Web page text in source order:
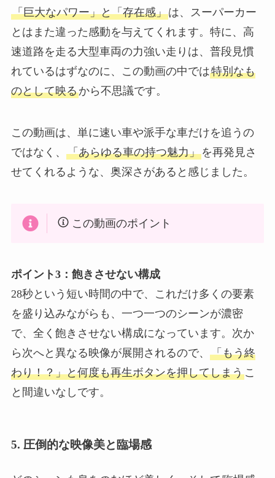
「巨大なパワー」と「存在感」は、スーパーカー
とはまた違った感動を与えてくれます。特に、高
速道路を走る大型車両の力強い走りは、普段見慣
れているはずなのに、この動画の中では特別なも
のとして映るから不思議です。
この動画は、単に速い車や派手な車だけを追うの
ではなく、 「あらゆる車の持つ魅力」を再発見さ
せてくれるような、奥深さがあると感じました。
この動画のポイント
ポイント3：飽きさせない構成
28秒という短い時間の中で、これだけ多くの要素
を盛り込みながらも、一つ一つのシーンが濃密
で、全く飽きさせない構成になっています。次か
ら次へと異なる映像が展開されるので、 「もう終
わり！？」と何度も再生ボタンを押してしまうこ
と間違いなしです。
5. 圧倒的な映像美と臨場感